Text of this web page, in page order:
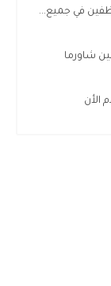
في جميع...
شاورما
الأن